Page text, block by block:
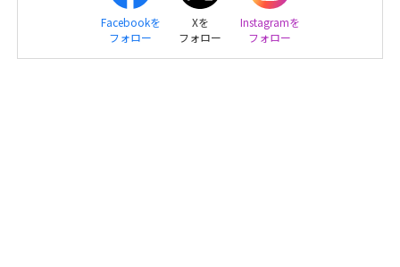
Facebookを
フォロー
Xを
フォロー
Instagramを
フォロー